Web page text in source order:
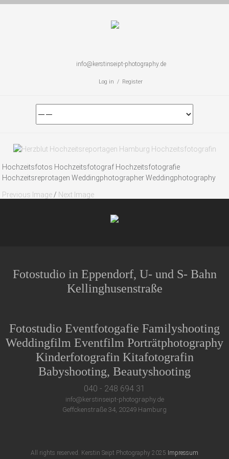
info@kerstinseipt-photography.de
Log in / Register
Hochzeitsfotos Hochzeitsfotograf Hochzeitsfotografie
Hochzeitsreprotagen Weddingphotographer Weddingphotography
Previous Image / Next Image
Fotostudio in Eppendorf, U- und S- Bahn
Kellinghusenstraße
Fotostudio Eventfotogafie Familyshooting
Weddingfilm Eventfilm Porträtphotography
Kinderfotografin Kitafotografin
Babyshooting, Beautyshooting
040 - 248 694 31
info@kerstinseipt-photography.de
Geffckenstraße 34, 20249 Hamburg
All rights reserved. Kerstin Seipt Photography 2025 Impressum